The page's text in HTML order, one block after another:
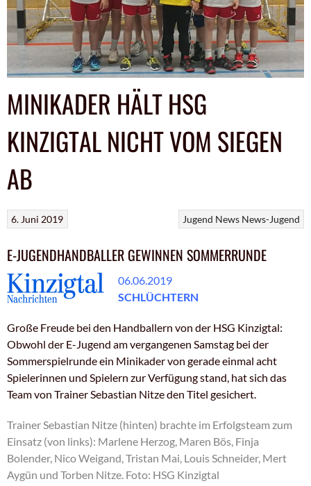
MINIKADER HÄLT HSG
KINZIGTAL NICHT VOM SIEGEN
AB
Jugend News News-Jugend
6. Juni 2019
E-JUGENDHANDBALLER GEWINNEN SOMMERRUNDE
06.06.2019
SCHLÜCHTERN
Große Freude bei den Handballern von der HSG Kinzigtal:
Obwohl der E-Jugend am vergangenen Samstag bei der
Sommerspielrunde ein Minikader von gerade einmal acht
Spielerinnen und Spielern zur Verfügung stand, hat sich das
Team von Trainer Sebastian Nitze den Titel gesichert.
Trainer Sebastian Nitze (hinten) brachte im Erfolgsteam zum
Einsatz (von links): Marlene Herzog, Maren Bös, Finja
Bolender, Nico Weigand, Tristan Mai, Louis Schneider, Mert
Aygün und Torben Nitze. Foto: HSG Kinzigtal